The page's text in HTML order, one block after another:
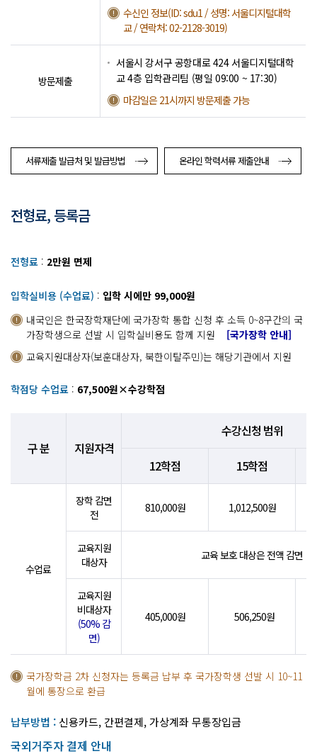
수신인 정보(ID: sdu1 / 성명: 서울디지털대학
교 / 연락처: 02-2128-3019)
방문제출
서울시 강서구 공항대로 424 서울디지털대학
교 4층 입학관리팀 (평일 09:00 ~ 17:30)
마감일은 21시까지 방문제출 가능
서류제출 발급처 및 발급방법 온라인 학력서류 제출안내
전형료, 등록금
전형료 : 2만원 면제
입학실비용 (수업료) : 입학 시에만 99,000원
내국인은 한국장학재단에 국가장학 통합 신청 후 소득 0~8구간의 국
가장학생으로 선발 시 입학실비용도 함께 지원
[국가장학 안내]
교육지원대상자(보훈대상자, 북한이탈주민)는 해당기관에서 지원
학점당 수업료 : 67,500원×수강학점
구 분 지원자격
수강신청 범위
12학점 15학점
수업료
장학 감면
전
810,000원 1,012,500원
교육지원
대상자
교육 보호 대상은 전액 감면
교육지원
비대상자
(50% 감
면)
405,000원 506,250원
국가장학금 2차 신청자는 등록금 납부 후 국가장학생 선발 시 10~11
월에 통장으로 환급
납부방법 : 신용카드, 간편결제, 가상계좌 무통장입금
국외거주자 결제 안내